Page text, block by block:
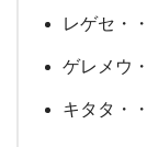
レゲセ・
ゲレメウ
キタタ・